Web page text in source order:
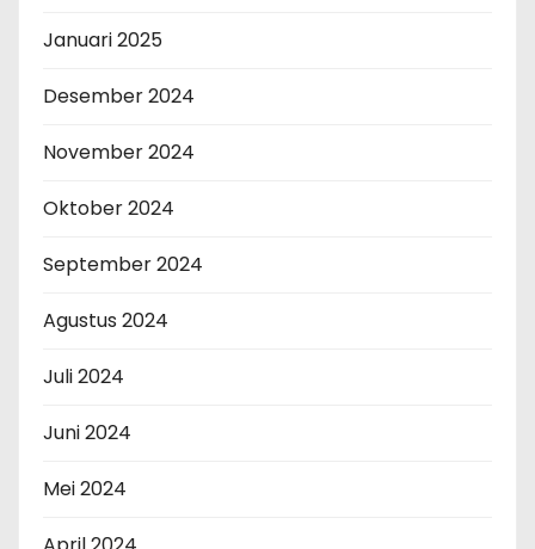
Januari 2025
Desember 2024
November 2024
Oktober 2024
September 2024
Agustus 2024
Juli 2024
Juni 2024
Mei 2024